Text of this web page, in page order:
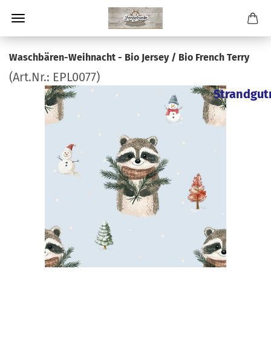
Waschbären-Weihnacht - Bio Jersey / Bio French Terry
(Art.Nr.: EPL0077)